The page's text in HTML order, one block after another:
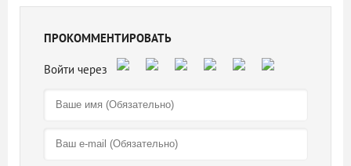
ПРОКОММЕНТИРОВАТЬ